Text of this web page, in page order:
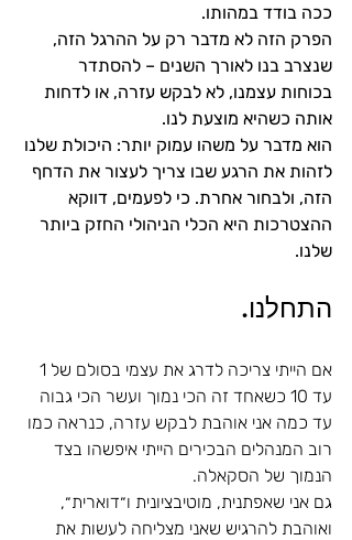
ככה בודד במהותו.
הפרק הזה לא מדבר רק על ההרגל הזה,
שנצרב בנו לאורך השנים – להסתדר
בכוחות עצמנו, לא לבקש עזרה, או לדחות
אותה כשהיא מוצעת לנו.
הוא מדבר על משהו עמוק יותר: היכולת שלנו
לזהות את הרגע שבו צריך לעצור את הדחף
הזה, ולבחור אחרת. כי לפעמים, דווקא
ההצטרכות היא הכלי הניהולי החזק ביותר
שלנו.
התחלנו.
עד 10 כשאחד זה הכי נמוך ועשר הכי גבוה
עד כמה אני אוהבת לבקש עזרה, כנראה כמו
רוב המנהלים הבכירים הייתי איפשהו בצד
הנמוך של הסקאלה.
גם אני שאפתנית, מוטיבציונית ו״דוארית״,
ואוהבת להרגיש שאני מצליחה לעשות את